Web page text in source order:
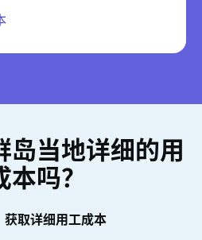
岛当地详细的用
本吗？
获取详细用工成本